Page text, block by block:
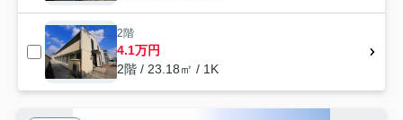
2階
4.1万円
2階 / 23.18㎡ / 1K